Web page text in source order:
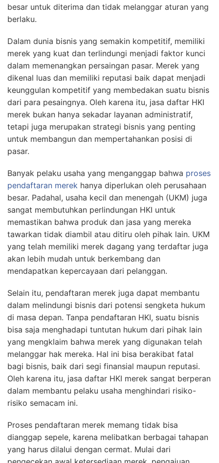
besar untuk diterima dan tidak melanggar aturan yang
berlaku.
Dalam dunia bisnis yang semakin kompetitif, memiliki
merek yang kuat dan terlindungi menjadi faktor kunci
dalam memenangkan persaingan pasar. Merek yang
dikenal luas dan memiliki reputasi baik dapat menjadi
keunggulan kompetitif yang membedakan suatu bisnis
dari para pesaingnya. Oleh karena itu, jasa daftar HKI
merek bukan hanya sekadar layanan administratif,
tetapi juga merupakan strategi bisnis yang penting
untuk membangun dan mempertahankan posisi di
pasar.
Banyak pelaku usaha yang menganggap bahwa proses
pendaftaran merek hanya diperlukan oleh perusahaan
besar. Padahal, usaha kecil dan menengah (UKM) juga
sangat membutuhkan perlindungan HKI untuk
memastikan bahwa produk dan jasa yang mereka
tawarkan tidak diambil atau ditiru oleh pihak lain. UKM
yang telah memiliki merek dagang yang terdaftar juga
akan lebih mudah untuk berkembang dan
mendapatkan kepercayaan dari pelanggan.
Selain itu, pendaftaran merek juga dapat membantu
dalam melindungi bisnis dari potensi sengketa hukum
di masa depan. Tanpa pendaftaran HKI, suatu bisnis
bisa saja menghadapi tuntutan hukum dari pihak lain
yang mengklaim bahwa merek yang digunakan telah
melanggar hak mereka. Hal ini bisa berakibat fatal
bagi bisnis, baik dari segi finansial maupun reputasi.
Oleh karena itu, jasa daftar HKI merek sangat berperan
dalam membantu pelaku usaha menghindari risiko-
risiko semacam ini.
Proses pendaftaran merek memang tidak bisa
dianggap sepele, karena melibatkan berbagai tahapan
yang harus dilalui dengan cermat. Mulai dari